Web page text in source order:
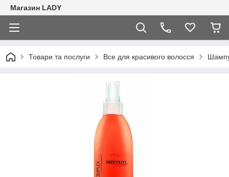
Магазин LADY
Товари та послуги Все для красивого волосся